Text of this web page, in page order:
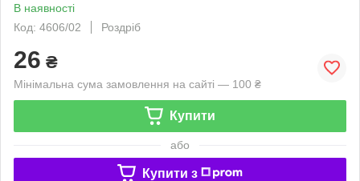
В наявності
Код: 4606/02
Роздріб
26 ₴
Мінімальна сума замовлення на сайті — 100 ₴
Купити
або
Купити з